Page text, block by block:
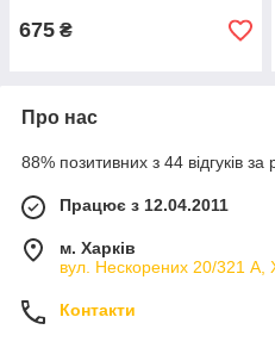
675 ₴
Про нас
88% позитивних з 44 відгуків за
Працює з 12.04.2011
м. Харків
вул. Нескорених 20/321 А,
Контакти